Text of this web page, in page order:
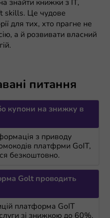
знайти книжки з ІТ,
skills. Це чудове
для тих, хто прагне не
а й розвивати власний
питання
купони на знижку в
з приводу
платфрми GoIT,
безкоштовно.
Golt проводить
платформа GoIT
зі знижкою до 60%.